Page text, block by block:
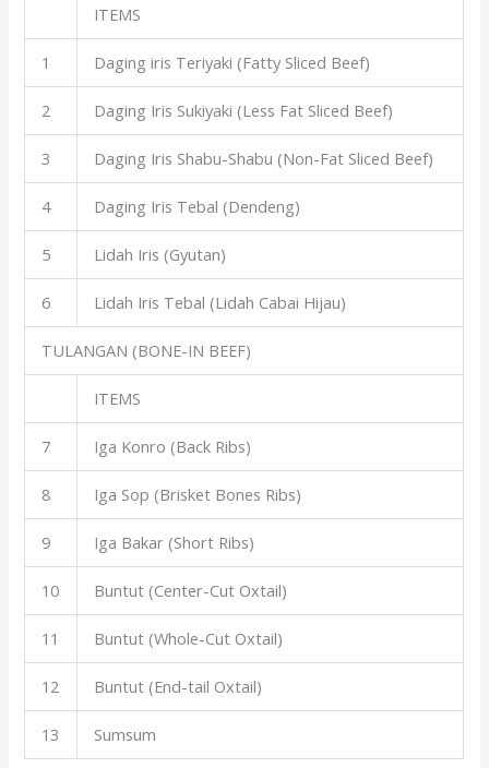
ITEMS
1 Daging iris Teriyaki (Fatty Sliced Beef)
2 Daging Iris Sukiyaki (Less Fat Sliced Beef)
3 Daging Iris Shabu-Shabu (Non-Fat Sliced Beef)
4 Daging Iris Tebal (Dendeng)
5 Lidah Iris (Gyutan)
6 Lidah Iris Tebal (Lidah Cabai Hijau)
TULANGAN (BONE-IN BEEF)
ITEMS
7 Iga Konro (Back Ribs)
8 Iga Sop (Brisket Bones Ribs)
9 Iga Bakar (Short Ribs)
10 Buntut (Center-Cut Oxtail)
11 Buntut (Whole-Cut Oxtail)
12 Buntut (End-tail Oxtail)
13 Sumsum